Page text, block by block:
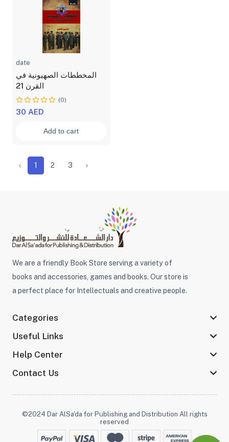
date
المخططات الصهيونية في
القرن 21
(0)
30 AED
Add to cart
‹ 1 2 3 ›
We are a friendly Book Store serving a variety of
books and accessories, games and books. Our store is
a perfect place for Intellectuals and creative people.
Categories
Useful Links
Help Center
Contact Us
©2024 Dar AlSa'da for Publishing and Distribution All rights
reserved